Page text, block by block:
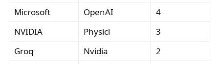
Microsoft
OpenAI
4
NVIDIA
Physicl
3
Groq
Nvidia
2